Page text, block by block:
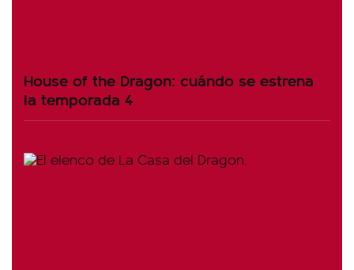
House of the Dragon: cuándo se estrena
la temporada 4